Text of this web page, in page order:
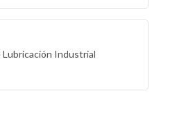
Lubricación Industrial